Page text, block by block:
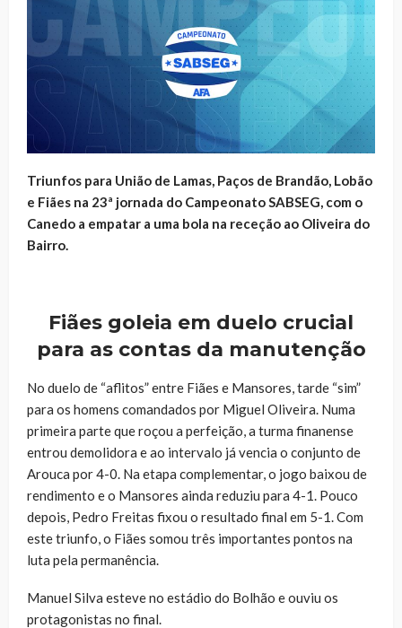
Triunfos para União de Lamas, Paços de Brandão, Lobão
e Fiães na 23ª jornada do Campeonato SABSEG, com o
Canedo a empatar a uma bola na receção ao Oliveira do
Bairro.
Fiães goleia em duelo crucial
para as contas da manutenção
No duelo de “aflitos” entre Fiães e Mansores, tarde “sim”
para os homens comandados por Miguel Oliveira. Numa
primeira parte que roçou a perfeição, a turma finanense
entrou demolidora e ao intervalo já vencia o conjunto de
Arouca por 4-0. Na etapa complementar, o jogo baixou de
rendimento e o Mansores ainda reduziu para 4-1. Pouco
depois, Pedro Freitas fixou o resultado final em 5-1. Com
este triunfo, o Fiães somou três importantes pontos na
luta pela permanência.
Manuel Silva esteve no estádio do Bolhão e ouviu os
protagonistas no final.